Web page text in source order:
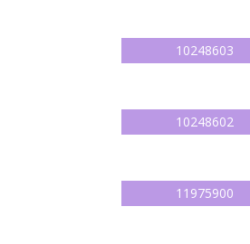
10248603
10248602
11975900